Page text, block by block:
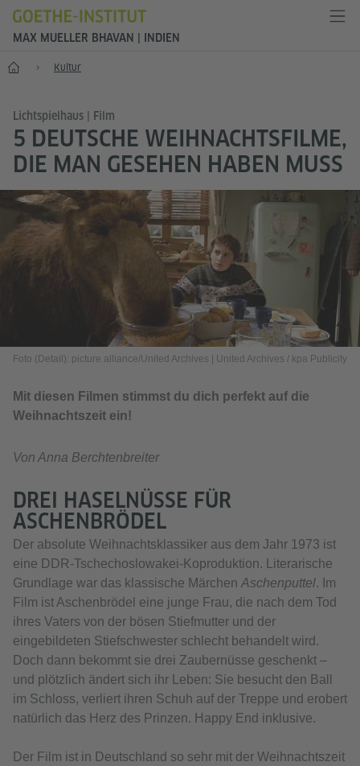
MAX MUELLER BHAVAN | INDIEN
Start Kultur
Lichtspielhaus | Film
5 DEUTSCHE WEIHNACHTSFILME,
DIE MAN GESEHEN HABEN MUSS
Foto (Detail): picture alliance/United Archives | United Archives / kpa Publicity
Mit diesen Filmen stimmst du dich perfekt auf die
Weihnachtszeit ein!
Von Anna Berchtenbreiter
DREI HASELNÜSSE FÜR
ASCHENBRÖDEL
Der absolute Weihnachtsklassiker aus dem Jahr 1973 ist
eine DDR-Tschechoslowakei-Koproduktion. Literarische
Grundlage war das klassische Märchen Aschenputtel. Im
Film ist Aschenbrödel eine junge Frau, die nach dem Tod
ihres Vaters von der bösen Stiefmutter und der
eingebildeten Stiefschwester schlecht behandelt wird.
Doch dann bekommt sie drei Zaubernüsse geschenkt –
und plötzlich ändert sich ihr Leben: Sie besucht den Ball
im Schloss, verliert ihren Schuh auf der Treppe und erobert
natürlich das Herz des Prinzen. Happy End inklusive.
Der Film ist in Deutschland so sehr mit der Weihnachtszeit